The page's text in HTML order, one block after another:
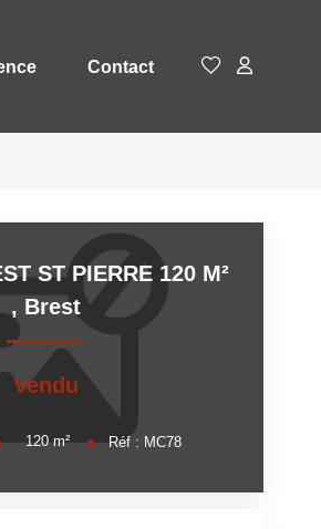
Contact
ST PIERRE 120 M²
, Brest
Vendu
120m² Réf : MC78